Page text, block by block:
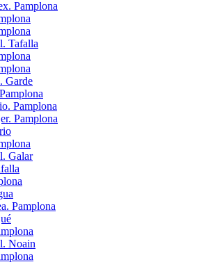
Pamplona
Tafalla
Garde
Pamplona
Pamplona
Galar
Pamplona
Noain